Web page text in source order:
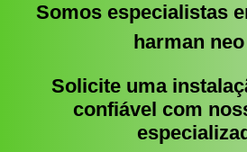
Somos especialistas
harman neo
Solicite uma
confiável com